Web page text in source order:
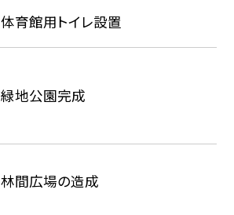
体育館用トイレ設置
緑地公園完成
林間広場の造成